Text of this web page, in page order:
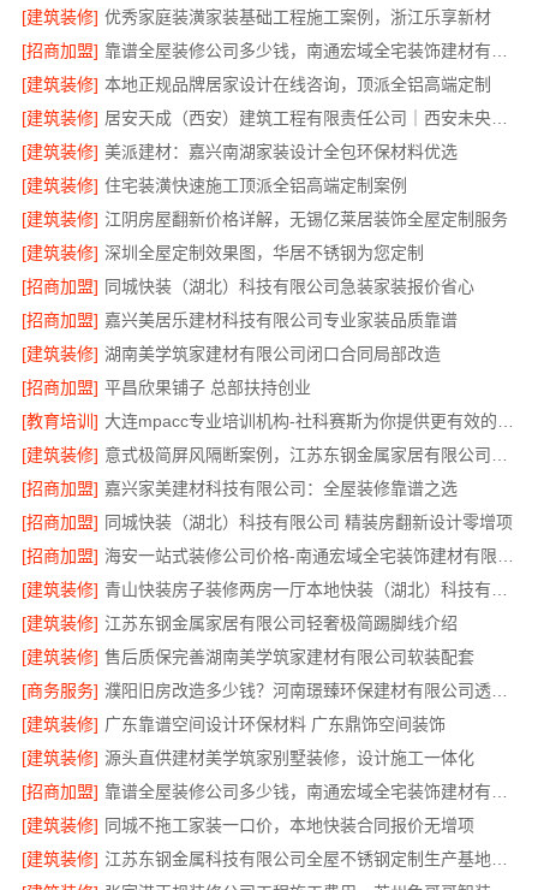
[建筑装修] 优秀家庭装潢家装基础工程施工案例，浙江乐享新材
[招商加盟]
[建筑装修] 本地正规品牌居家设计在线咨询，顶派全铝高端定制
[建筑装修]
居安天成（西安）建筑工程有限责任公司｜西安未央区专业装修公寓免费量房
[建筑装修] 美派建材：嘉兴南湖家装设计全包环保材料优选
[建筑装修] 住宅装潢快速施工顶派全铝高端定制案例
[建筑装修] 江阴房屋翻新价格详解，无锡亿莱居装饰全屋定制服务
[建筑装修] 深圳全屋定制效果图，华居不锈钢为您定制
[招商加盟] 同城快装（湖北）科技有限公司急装家装报价省心
[招商加盟] 嘉兴美居乐建材科技有限公司专业家装品质靠谱
[建筑装修] 湖南美学筑家建材有限公司闭口合同局部改造
[招商加盟] 平昌欣果铺子 总部扶持创业
[教育培训]
[建筑装修]
[招商加盟] 嘉兴家美建材科技有限公司：全屋装修靠谱之选
[招商加盟] 同城快装（湖北）科技有限公司 精装房翻新设计零增项
[招商加盟]
[建筑装修]
[建筑装修] 江苏东钢金属家居有限公司轻奢极简踢脚线介绍
[建筑装修] 售后质保完善湖南美学筑家建材有限公司软装配套
[商务服务]
濮阳旧房改造多少钱？河南璟臻环保建材有限公司透明报价详解
[建筑装修] 广东靠谱空间设计环保材料 广东鼎饰空间装饰
[建筑装修] 源头直供建材美学筑家别墅装修，设计施工一体化
[招商加盟]
[建筑装修] 同城不拖工家装一口价，本地快装合同报价无增项
[建筑装修]